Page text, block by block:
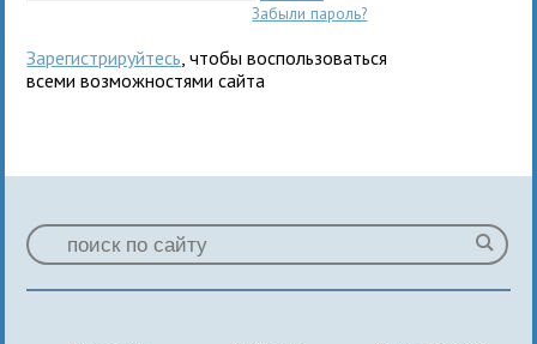
Забыли пароль?
Зарегистрируйтесь , чтобы воспользоваться
всеми возможностями сайта